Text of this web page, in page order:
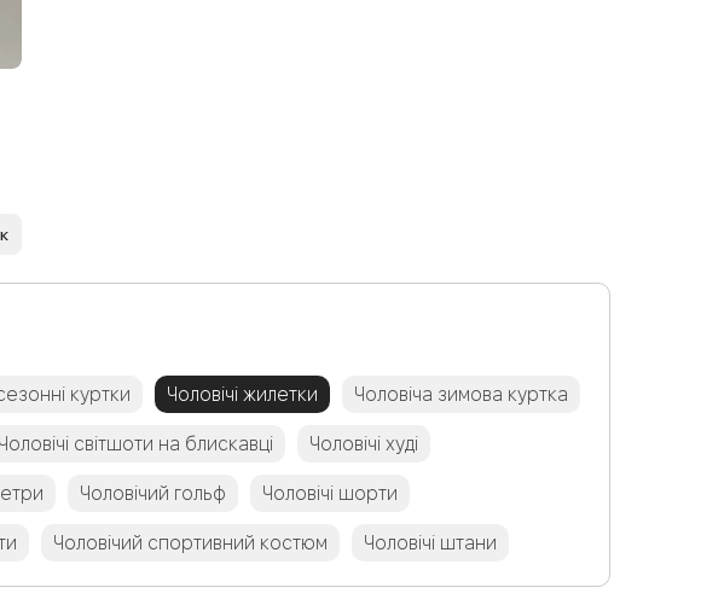
куртки Чоловічі жилетки Чоловіча зимова куртка
Чоловічі світшоти на блискавці Чоловічі худі
Чоловічий гольф Чоловічі шорти
Чоловічий спортивний костюм Чоловічі штани